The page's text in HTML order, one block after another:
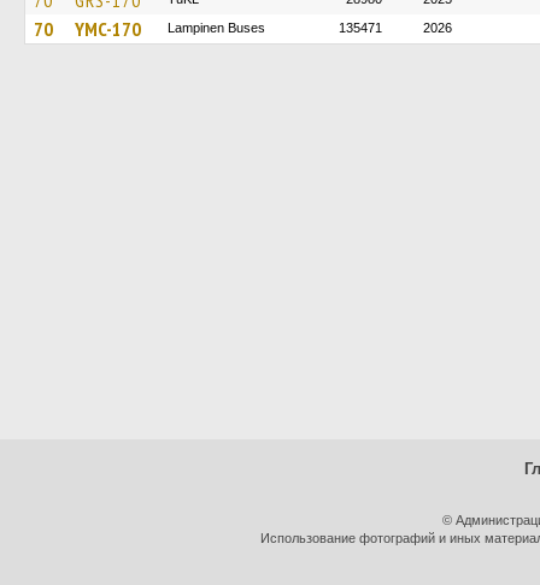
70 YMC-170 Lampinen Buses 135471 2026
©
Использование фотографий и иных